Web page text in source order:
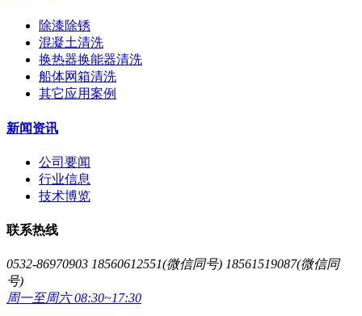
除漆除锈
混凝土清洗
换热器换能器清洗
船体网箱清洗
其它应用案例
新闻资讯
公司要闻
行业信息
技术博览
联系热线
0532-86970903 18560612551(微信同号) 18561519087(微信同
号)
周一至周六 08:30~17:30